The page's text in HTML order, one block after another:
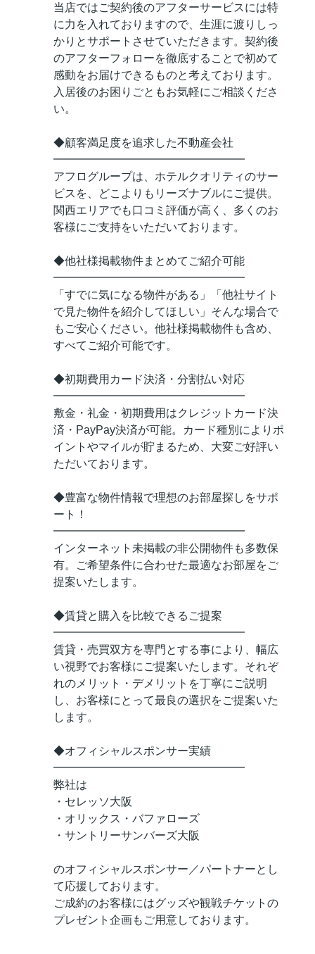
当店ではご契約後のアフターサービスには特
に力を入れておりますので、生涯に渡りしっ
かりとサポートさせていただきます。契約後
のアフターフォローを徹底することで初めて
感動をお届けできるものと考えております。
入居後のお困りごともお気軽にご相談くださ
い。
◆顧客満足度を追求した不動産会社
━━━━━━━━━━━━━━━━━
アフログループは、ホテルクオリティのサー
ビスを、どこよりもリーズナブルにご提供。
関西エリアでも口コミ評価が高く、多くのお
客様にご支持をいただいております。
◆他社様掲載物件まとめてご紹介可能
━━━━━━━━━━━━━━━━━
「すでに気になる物件がある」「他社サイト
で見た物件を紹介してほしい」そんな場合で
もご安心ください。他社様掲載物件も含め、
すべてご紹介可能です。
◆初期費用カード決済・分割払い対応
━━━━━━━━━━━━━━━━━
敷金・礼金・初期費用はクレジットカード決
済・PayPay決済が可能。カード種別によりポ
イントやマイルが貯まるため、大変ご好評い
ただいております。
◆豊富な物件情報で理想のお部屋探しをサポ
ート！
━━━━━━━━━━━━━━━━━
インターネット未掲載の非公開物件も多数保
有。ご希望条件に合わせた最適なお部屋をご
提案いたします。
◆賃貸と購入を比較できるご提案
━━━━━━━━━━━━━━━━━
賃貸・売買双方を専門とする事により、幅広
い視野でお客様にご提案いたします。それぞ
れのメリット・デメリットを丁寧にご説明
し、お客様にとって最良の選択をご提案いた
します。
◆オフィシャルスポンサー実績
━━━━━━━━━━━━━━━━━
弊社は
・セレッソ大阪
・オリックス・バファローズ
・サントリーサンバーズ大阪
のオフィシャルスポンサー／パートナーとし
て応援しております。
ご成約のお客様にはグッズや観戦チケットの
プレゼント企画もご用意しております。